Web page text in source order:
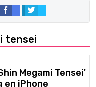
tensei
Megami Tensei'
en iPhone